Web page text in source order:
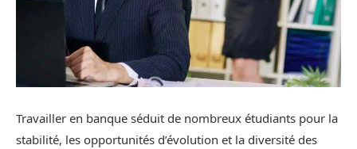
Travailler en banque séduit de nombreux étudiants pour la
stabilité, les opportunités d’évolution et la diversité des